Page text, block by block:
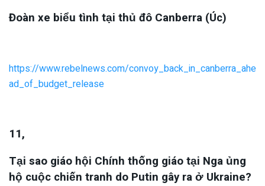
Đoàn xe biểu tình tại thủ đô Canberra (Úc)
https://www.rebelnews.com/convoy_back_in_canberra_ahe
ad_of_budget_release
11,
Tại sao giáo hội Chính thống giáo tại Nga ủng
hộ cuộc chiến tranh do Putin gây ra ở Ukraine?